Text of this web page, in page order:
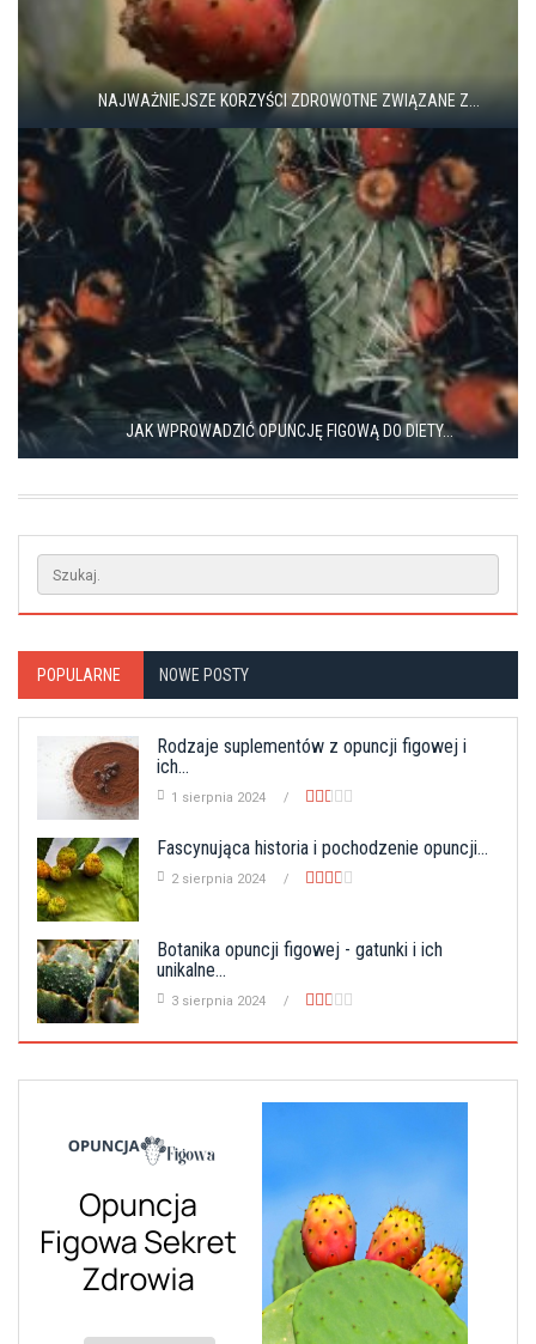
NAJWAŻNIEJSZE KORZYŚCI ZDROWOTNE ZWIĄZANE Z...
JAK WPROWADZIĆ OPUNCJĘ FIGOWĄ DO DIETY...
POPULARNE NOWE POSTY
Rodzaje suplementów z opuncji figowej i
ich...
1 sierpnia 2024
Fascynująca historia i pochodzenie opuncji...
2 sierpnia 2024
Botanika opuncji figowej - gatunki i ich
unikalne...
3 sierpnia 2024